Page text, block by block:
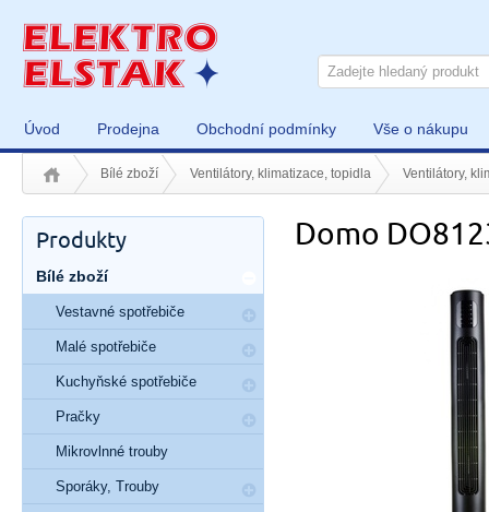
Úvod Prodejna Obchodní podmínky Vše o nákupu
Bílé zboží Ventilátory, klimatizace, topidla Ventilátory,
Domo
Produkty
Bílé zboží
Vestavné spotřebiče
Malé spotřebiče
Kuchyňské spotřebiče
Pračky
Mikrovlnné trouby
Sporáky, Trouby